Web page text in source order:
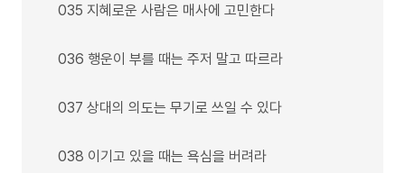
035 지혜로운 사람은 매사에 고민한다
036 행운이 부를 때는 주저 말고 따르라
037 상대의 의도는 무기로 쓰일 수 있다
038 이기고 있을 때는 욕심을 버려라